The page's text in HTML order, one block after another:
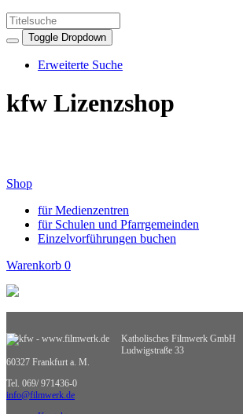
Toggle Dropdown
Erweiterte Suche
kfw Lizenzshop
Shop
für Medienzentren
für Schulen und Pfarrgemeinden
Einzelvorführungen buchen
Warenkorb 0
Katholisches Filmwerk GmbH
Ludwigstraße 33
60327 Frankfurt a. M.
Tel. 069/ 971436-0
info@filmwerk.de